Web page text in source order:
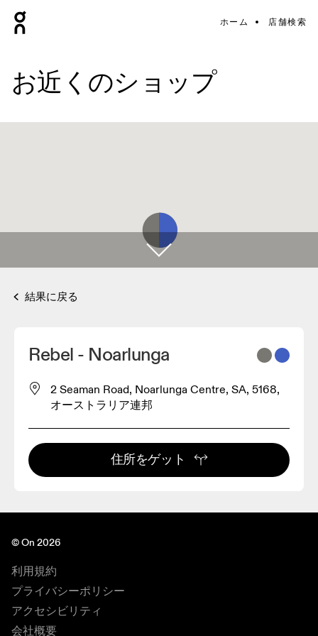
ホーム 店舗検索
お近くのショップ
結果に戻る
Rebel - Noarlunga
2 Seaman Road, Noarlunga Centre, SA, 5168,
オーストラリア連邦
住所をゲット
© On 2026
利用規約
プライバシーポリシー
アクセシビリティ
会社概要